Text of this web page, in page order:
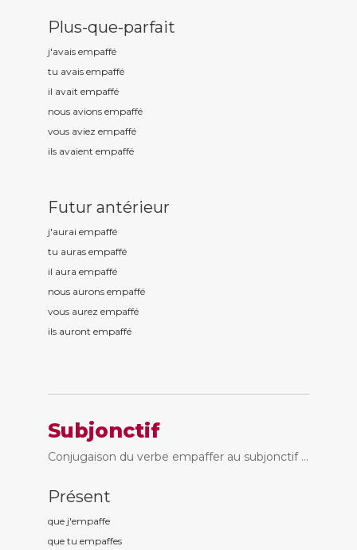
Plus-que-parfait
j'avais empaffé
tu avais empaffé
il avait empaffé
nous avions empaffé
vous aviez empaffé
ils avaient empaffé
Futur antérieur
j'aurai empaffé
tu auras empaffé
il aura empaffé
nous aurons empaffé
vous aurez empaffé
ils auront empaffé
Subjonctif
Conjugaison du verbe empaffer au subjonctif ...
Présent
que j'empaffe
que tu empaffes